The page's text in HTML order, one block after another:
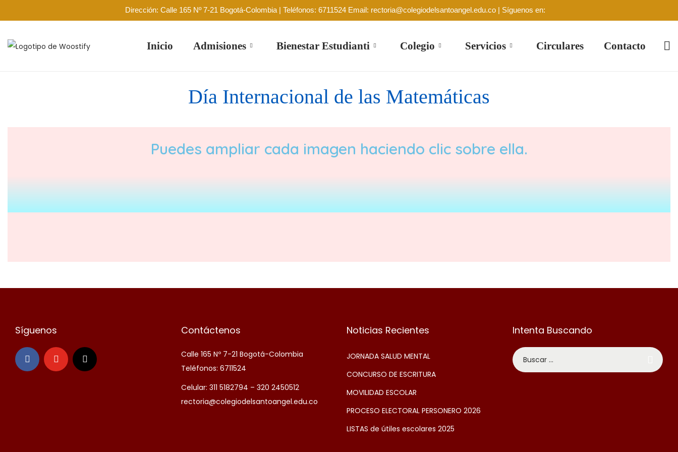
Dirección: Calle 165 Nº 7-21 Bogotá-Colombia | Teléfonos: 6711524 Email: rectoria@colegiodelsantoangel.edu.co | Síguenos en:
Inicio Admisiones Bienestar Estudianti Colegio Servicios Circulares Contacto
Día Internacional de las Matemáticas
Puedes ampliar cada imagen haciendo clic sobre ella.
Síguenos Contáctenos
Calle 165 Nº 7-21 Bogotá-Colombia
Teléfonos: 6711524
Celular: 311 5182794 – 320 2450512
rectoria@colegiodelsantoangel.edu.co
Noticias Recientes
JORNADA SALUD MENTAL
CONCURSO DE ESCRITURA
MOVILIDAD ESCOLAR
PROCESO ELECTORAL PERSONERO 2026
LISTAS de útiles escolares 2025
Intenta Buscando